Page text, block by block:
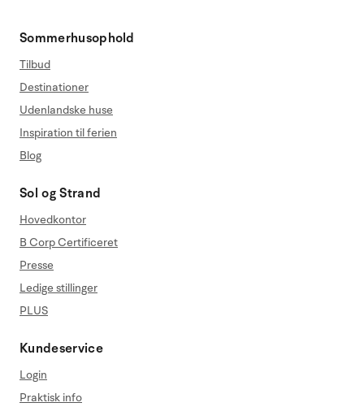
Sommerhusophold
Tilbud
Destinationer
Udenlandske huse
Inspiration til ferien
Blog
Sol og Strand
Hovedkontor
B Corp Certificeret
Presse
Ledige stillinger
PLUS
Kundeservice
Login
Praktisk info